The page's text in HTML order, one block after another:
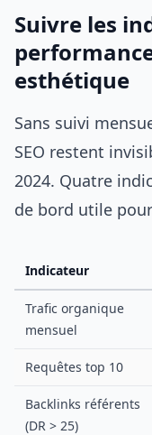
Suivre les
esthétique
Sans suivi
SEO restent
2024. Quatre
de bord utile
Indicateur
Trafic organique
mensuel
Requêtes top 10
Backlinks référents
(DR > 25)